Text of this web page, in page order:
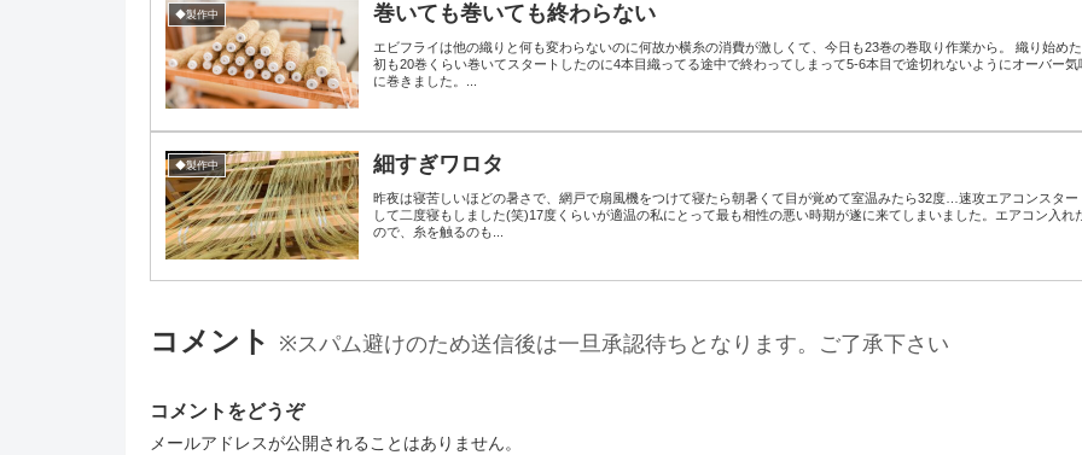
◆製作中 巻いても巻いても終わらない
エビフライは他の織りと何も変わらないのに何故か横糸の消費が激しくて、今日も23巻の巻取り作業から。 織り始め
初も20巻くらい巻いてスタートしたのに4本目織ってる途中で終わってしまって5-6本目で途切れないようにオーバー気
に巻きました。...
◆製作中 細すぎワロタ
昨夜は寝苦しいほどの暑さで、網戸で扇風機をつけて寝たら朝暑くて目が覚めて室温みたら32度…速攻エアコンスター
して二度寝もしました(笑)17度くらいが適温の私にとって最も相性の悪い時期が遂に来てしまいました。エアコン入れ
ので、糸を触るのも...
コメント ※スパム避けのため送信後は一旦承認待ちとなります。ご了承下さい
コメントをどうぞ
メールアドレスが公開されることはありません。